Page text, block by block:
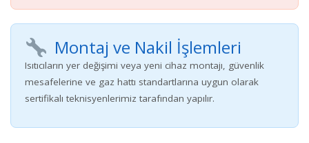
Montaj ve Nakil İşlemleri
Isıtıcıların yer değişimi veya yeni cihaz montajı, güvenlik
mesafelerine ve gaz hattı standartlarına uygun olarak
sertifikalı teknisyenlerimiz tarafından yapılır.